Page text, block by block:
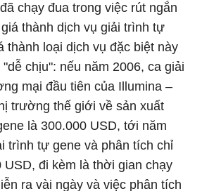
chạy đua trong việc rút ngắn
thành dịch vụ giải trình tự
thành loại dịch vụ đặc biệt này
chịu": nếu năm 2006, ca giải
mại đầu tiên của Illumina –
trường thế giới về sản xuất
là 300.000 USD, tới năm
trình tự gene và phân tích chỉ
USD, đi kèm là thời gian chạy
ra vài ngày và việc phân tích